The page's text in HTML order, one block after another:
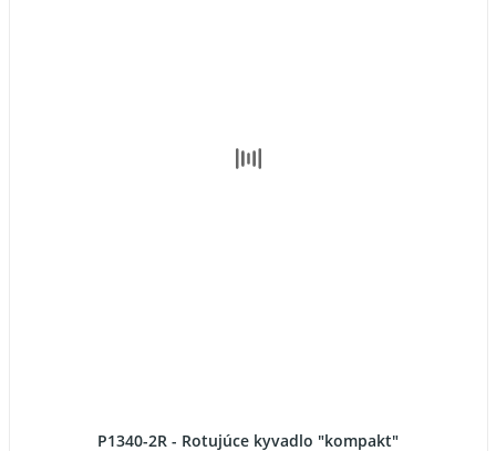
P1340-2R - Rotujúce kyvadlo "kompakt"